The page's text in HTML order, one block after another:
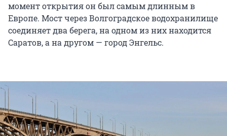
момент открытия он был самым длинным в
Европе. Мост через Волгоградское водохранилище
соединяет два берега, на одном из них находится
Саратов, а на другом — город Энгельс.